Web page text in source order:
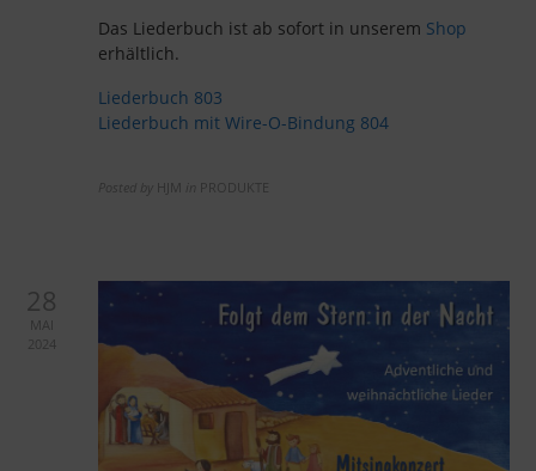
Das Liederbuch ist ab sofort in unserem Shop
erhältlich.
Liederbuch 803
Liederbuch mit Wire-O-Bindung 804
Posted by HJM in PRODUKTE
28
MAI
2024